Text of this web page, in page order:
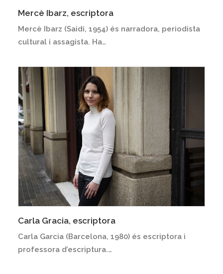
Mercè Ibarz, escriptora
Mercè Ibarz (Saidí, 1954) és narradora, periodista
cultural i assagista. Ha…
Carla Gracia, escriptora
Carla Garcia (Barcelona, 1980) és escriptora i
professora d’escriptura.…